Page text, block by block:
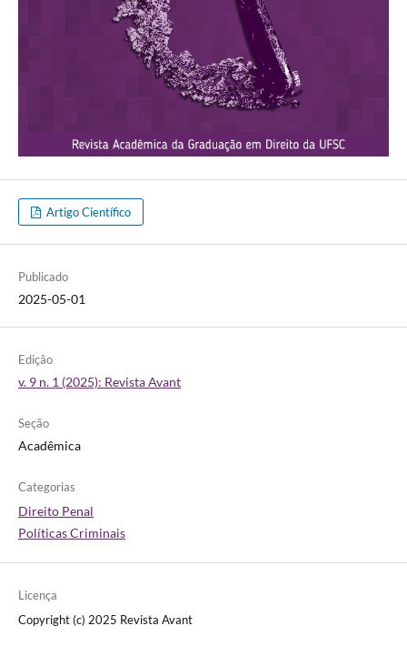
Artigo Científico
Publicado
2025-05-01
Edição
v. 9 n. 1 (2025): Revista Avant
Seção
Acadêmica
Categorias
Direito Penal
Políticas Criminais
Licença
Copyright (c) 2025 Revista Avant